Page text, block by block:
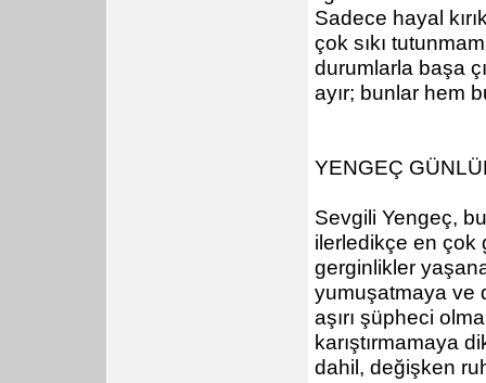
Sadece hayal
çok sıkı
durumlarla başa
ayır; bunlar hem
YENGEÇ
Sevgili Yengeç,
ilerledikçe en çok
gerginlikler
yumuşatmaya ve
aşırı şüpheci
karıştırmamaya
dahil, değişken